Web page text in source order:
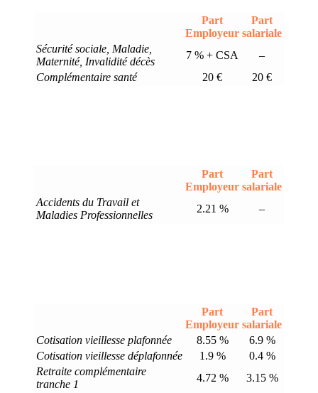
Part
Employeur
Part
salariale
Sécurité sociale, Maladie,
Maternité, Invalidité décès
7 % + CSA
–
Complémentaire santé
20 € 20 €
Part
Employeur
Part
salariale
Accidents du Travail et
Maladies Professionnelles
2.21 % –
Part
Employeur
Part
salariale
Cotisation vieillesse plafonnée
8.55 %
6.9 %
Cotisation vieillesse déplafonnée
1.9 %
0.4 %
Retraite complémentaire
tranche 1
4.72 %
3.15 %